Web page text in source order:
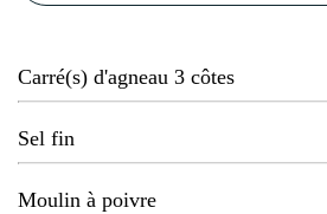
Carré(s) d'agneau 3 côtes
Sel fin
Moulin à poivre